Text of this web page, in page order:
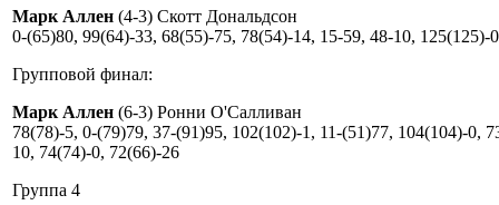
Марк Аллен (4-3) Скотт Дональдсон
0-(65)80, 99(64)-33, 68(55)-75, 78(54)-14, 15-59, 48-10, 125(125)-0
Групповой финал:
Марк Аллен (6-3) Ронни О'Салливан
78(78)-5, 0-(79)79, 37-(91)95, 102(102)-1, 11-(51)77, 104(104)-0,
10, 74(74)-0, 72(66)-26
Группа 4